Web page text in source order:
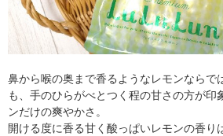
鼻から喉の奥まで香るようなレモンならで
も、手のひらがべとつく程の甘さの方が印
ンだけの爽やかさ。
開ける度に香る甘く酸っぱいレモンの香り